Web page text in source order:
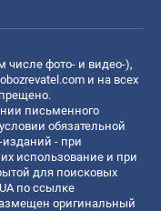
числе фото- и видео-),
и на всех
письменного
обязательной
изданий - при
использование и при
для поисковых
по ссылке
оригинальный